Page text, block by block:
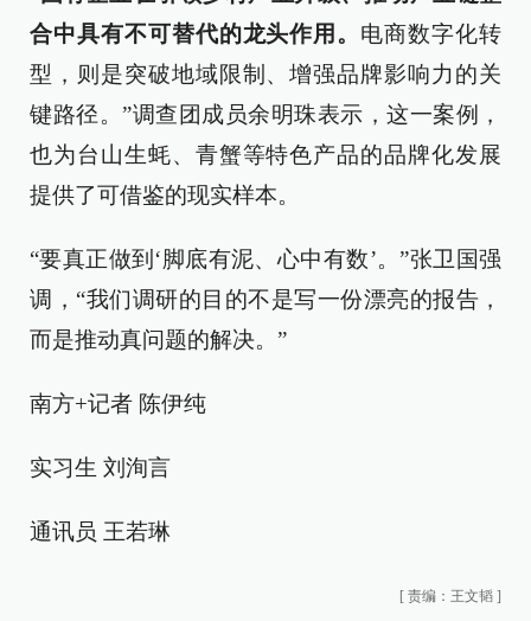
合中具有不可替代的龙头作用。 电商数字化转
型，则是突破地域限制、增强品牌影响力的关
键路径。”调查团成员余明珠表示，这一案例，
也为台山生蚝、青蟹等特色产品的品牌化发展
提供了可借鉴的现实样本。
“要真正做到‘脚底有泥、心中有数’。”张卫国强
调，“我们调研的目的不是写一份漂亮的报告，
而是推动真问题的解决。”
南方+记者 陈伊纯
实习生 刘洵言
通讯员 王若琳
[ 责编：王文韬 ]